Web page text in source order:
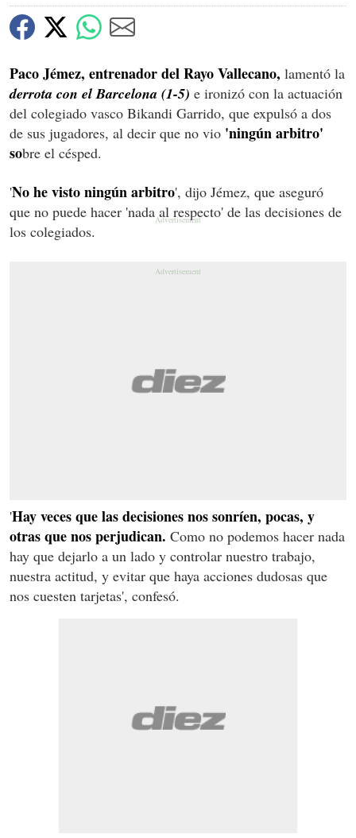
Paco Jémez, entrenador del Rayo Vallecano, lamentó la
derrota con el Barcelona (1-5) e ironizó con la actuación
del colegiado vasco Bikandi Garrido, que expulsó a dos
de sus jugadores, al decir que no vio 'ningún arbitro'
sobre el césped.
'No he visto ningún arbitro', dijo Jémez, que aseguró
que no puede hacer 'nada al respecto' de las decisiones de
los colegiados.
'Hay veces que las decisiones nos sonríen, pocas, y
otras que nos perjudican. Como no podemos hacer nada
hay que dejarlo a un lado y controlar nuestro trabajo,
nuestra actitud, y evitar que haya acciones dudosas que
nos cuesten tarjetas', confesó.